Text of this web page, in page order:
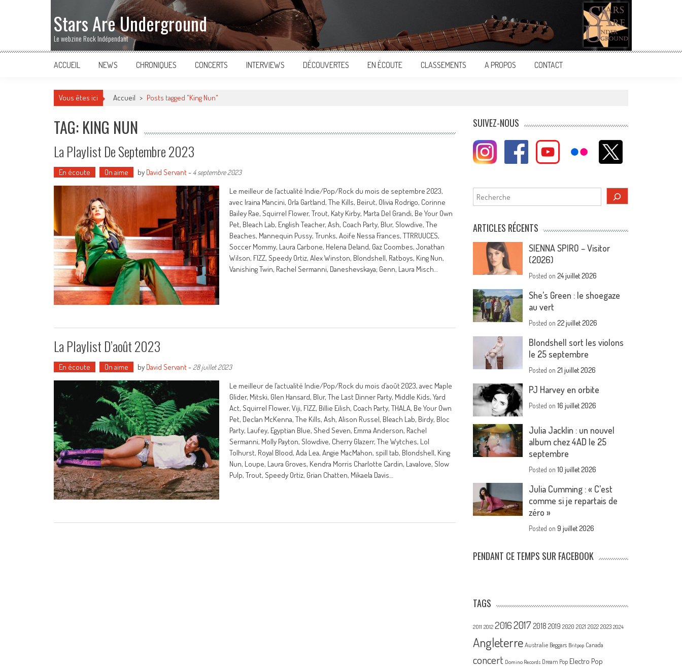
Stars Are Underground
Le webzine Rock Indépendant
ACCUEIL NEWS CHRONIQUES CONCERTS INTERVIEWS DÉCOUVERTES EN ÉCOUTE CLASSEMENTS A PROPOS CONTACT
Vous êtes ici Accueil > Posts tagged "King Nun"
TAG: KING NUN
La Playlist De Septembre 2023
En écoute On aime by David Servant- 4 septembre 2023
Le meilleur de l’actualité Indie/Pop/Rock du mois de septembre 2023,
avec Iraina Mancini, Orla Gartland, The Kills, Beirut, Olivia Rodrigo, Corinne
Bailey Rae, Squirrel Flower, Trout, Katy Kirby, Marta Del Grandi, Be Your Own
Pet, Bleach Lab, English Teacher, Ash, Coach Party, Blur, Slowdive, The
Beaches, Mannequin Pussy, Trunks, Aoife Nessa Frances, TTRRUUCES,
Soccer Mommy, Laura Carbone, Helena Deland, Gaz Coombes, Jonathan
Wilson, FIZZ, Speedy Ortiz, Alex Winston, Blondshell, Ratboys, King Nun,
Vanishing Twin, Rachel Sermanni, Daneshevskaya; Genn, Laura Misch…
La Playlist D’août 2023
En écoute On aime by David Servant- 28 juillet 2023
Le meilleur de l’actualité Indie/Pop/Rock du mois d’août 2023, avec Maple
Glider, Mitski, Glen Hansard, Blur, The Last Dinner Party, Middle Kids, Yard
Act, Squirrel Flower, Viji, FIZZ, Billie Eilish, Coach Party, THALA, Be Your Own
Pet, Declan McKenna, The Kills, Ash, Alison Russel, Bleach Lab, Birdy, Bloc
Party, Laufey, Egyptian Blue, Shed Seven, Emma Anderson, Rachel
Sermanni, Molly Payton, Slowdive, Cherry Glazerr, The Wytches, Lol
Tolhurst, Royal Blood, Ada Lea, Angie MacMahon, spill tab, Blondshell, King
Nun, Loupe, Laura Groves, Kendra Morris Charlotte Cardin, Lavalove, Slow
Pulp, Trout, Speedy Ortiz, Grian Chatten, Mikaela Davis…
SUIVEZ-NOUS
Rechercher
ARTICLES RÉCENTS
SIENNA SPIRO – Visitor
(2026)
Posted on24 juillet 2026
She’s Green : le shoegaze
au vert
Posted on22 juillet 2026
Blondshell sort les violons
le 25 septembre
Posted on21 juillet 2026
PJ Harvey en orbite
Posted on16 juillet 2026
Julia Jacklin : un nouvel
album chez 4AD le 25
septembre
Posted on10 juillet 2026
Julia Cumming : « C’est
comme si je repartais de
zéro »
Posted on9 juillet 2026
PENDANT CE TEMPS SUR FACEBOOK
TAGS
2011 2012 20162017 2018 2019 2020 2021 2022 2023 2024
Angleterre Australie Beggars Britpop Canada
concert Domino Records Dream Pop Electro Pop